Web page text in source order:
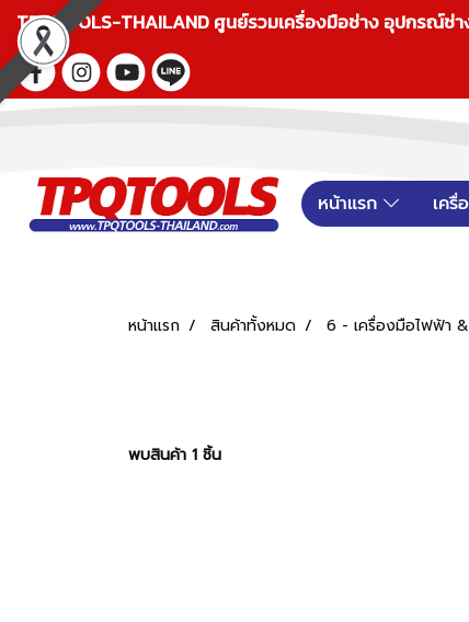
TPQTOOLS-THAILAND ศูนย์รวมเครื่องมือช่าง อุปกรณ์ช่
หน้าแรก เครื่
หน้าแรก สินค้าทั้งหมด 6 - เครื่องมือไฟฟ้า
พบสินค้า 1 ชิ้น